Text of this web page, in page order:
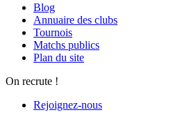
Blog
Annuaire des clubs
Tournois
Matchs publics
Plan du site
On recrute !
Rejoignez-nous